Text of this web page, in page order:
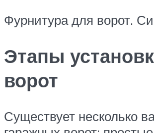
Фурнитура для ворот.
Этапы
ворот
Существует несколько